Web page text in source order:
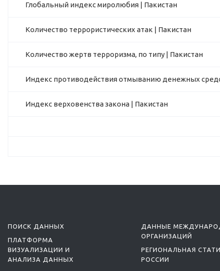
Глобальный индекс миролюбия | Пакистан
Количество террористических атак | Пакистан
Количество жертв терроризма, по типу | Пакистан
Индекс противодействия отмыванию денежных
Индекс верховенства закона | Пакистан
ПОИСК ДАННЫХ
ПЛАТФОРМА
ВИЗУАЛИЗАЦИИ И
АНАЛИЗА ДАННЫХ
ДАННЫЕ
ОРГАНИЗАЦИЙ
РЕГИОНАЛЬНАЯ
РОССИИ